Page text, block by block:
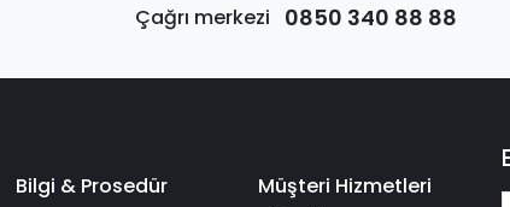
Çağrı merkezi 0850 340 88 88
Bilgi & Prosedür Müşteri Hizmetleri